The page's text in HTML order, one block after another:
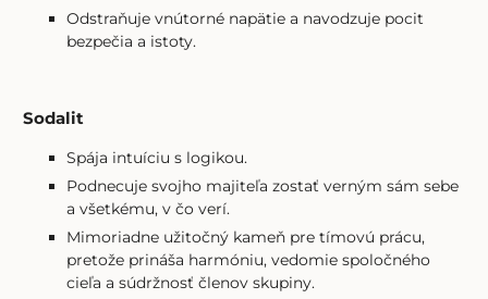
Odstraňuje vnútorné napätie a navodzuje pocit
bezpečia a istoty.
Sodalit
Spája intuíciu s logikou.
Podnecuje svojho majiteľa zostať verným sám sebe
a všetkému, v čo verí.
Mimoriadne užitočný kameň pre tímovú prácu,
pretože prináša harmóniu, vedomie spoločného
cieľa a súdržnosť členov skupiny.